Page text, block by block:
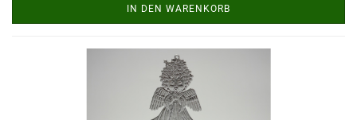
IN DEN WARENKORB